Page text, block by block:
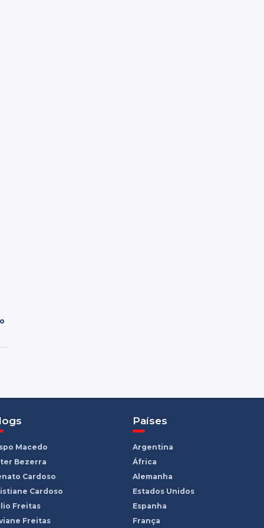
Macedo
Bezerra
Cardoso
Cardoso
Freitas
Freitas
Países
Argentina
África
Alemanha
Estados Unidos
Espanha
França